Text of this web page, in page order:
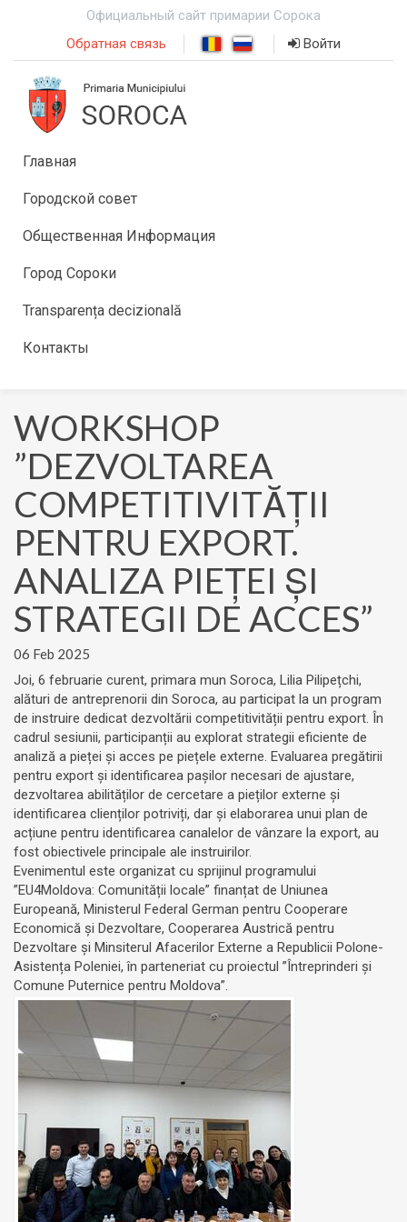
Официальный сайт примарии Сорока
Обратная связь
Войти
Главная
Городской совет
Общественная Информация
Город Сороки
Transparența decizională
Контакты
WORKSHOP
”DEZVOLTAREA
COMPETITIVITĂȚII
PENTRU EXPORT.
ANALIZA PIEȚEI ȘI
STRATEGII DE ACCES”
06 Feb 2025
Joi, 6 februarie curent, primara mun Soroca, Lilia Pilipețchi,
alături de antreprenorii din Soroca, au participat la un program
de instruire dedicat dezvoltării competitivității pentru export. În
cadrul sesiunii, participanții au explorat strategii eficiente de
analiză a pieței și acces pe piețele externe. Evaluarea pregătirii
pentru export și identificarea pașilor necesari de ajustare,
dezvoltarea abilităților de cercetare a pieților externe și
identificarea clienților potriviți, dar și elaborarea unui plan de
acțiune pentru identificarea canalelor de vânzare la export, au
fost obiectivele principale ale instruirilor.
Evenimentul este organizat cu sprijinul programului
”EU4Moldova: Comunității locale” finanțat de Uniunea
Europeană, Ministerul Federal German pentru Cooperare
Economică și Dezvoltare, Cooperarea Austrică pentru
Dezvoltare și Minsiterul Afacerilor Externe a Republicii Polone-
Asistența Poleniei, în parteneriat cu proiectul ”Întreprinderi și
Comune Puternice pentru Moldova”.